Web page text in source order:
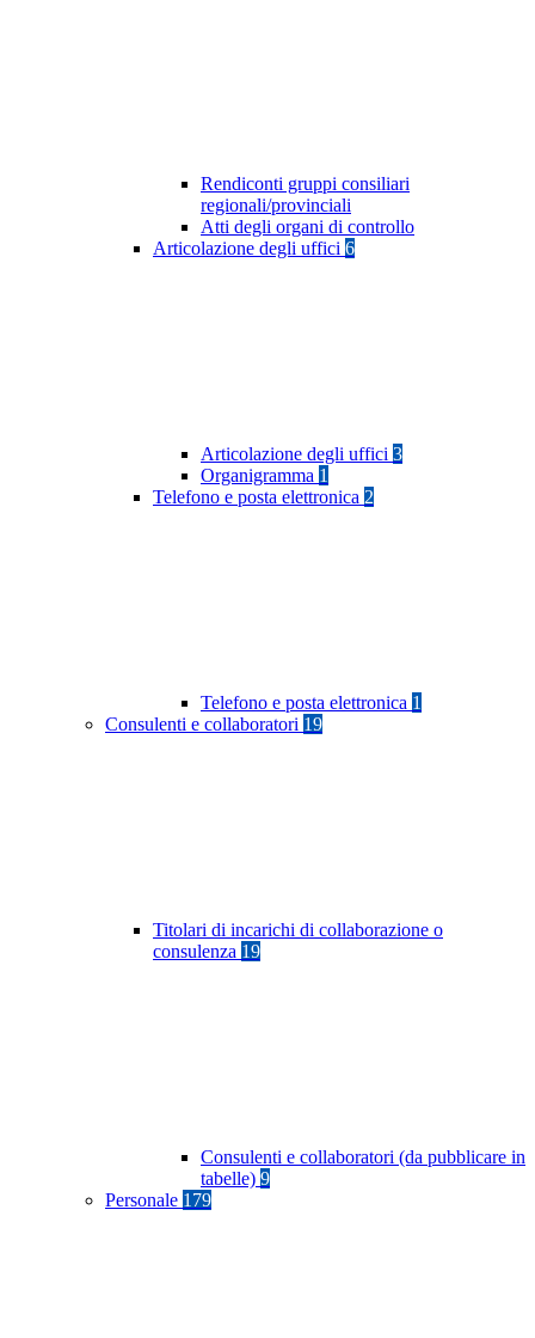
Rendiconti gruppi consiliari
regionali/provinciali
Atti degli organi di controllo
Articolazione degli uffici 6
Articolazione degli uffici 3
Organigramma 1
Telefono e posta elettronica 2
Telefono e posta elettronica 1
Consulenti e collaboratori 19
Titolari di incarichi di collaborazione o
consulenza 19
Consulenti e collaboratori (da pubblicare in
tabelle) 9
Personale 179